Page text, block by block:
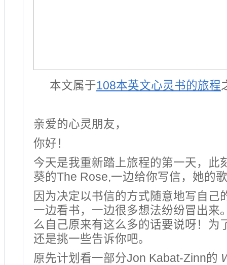
本文属于108本英文心灵书的旅程
亲爱的心灵朋友，
你好！
今天是我重新踏上旅程的第一天，此
葵的The Rose,一边给你写信，她的
因为决定以书信的方式随意地写自己
一边看书，一边很多想法纷纷冒出来
么自己原来有这么多的话要说呀！为
还是挑一些告诉你吧。
原先计划看一部分Jon Kabat-Zinn的